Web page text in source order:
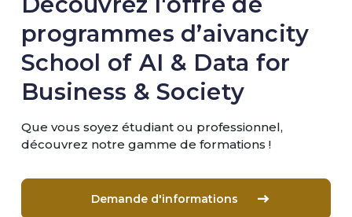
programmes d’aivancity
School of AI & Data for
Business & Society
Que vous soyez étudiant ou professionnel,
découvrez notre gamme de formations !
Demande d'informations